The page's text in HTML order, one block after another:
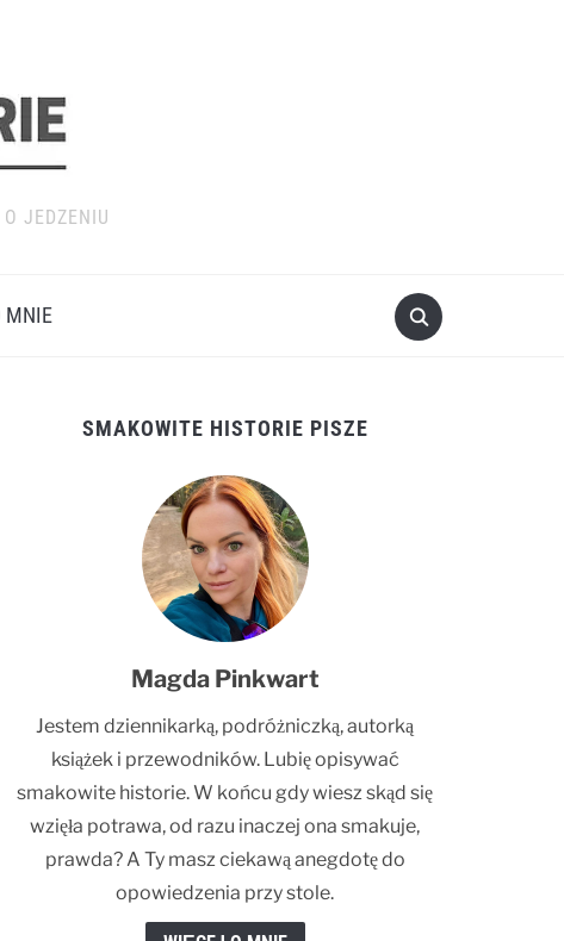
JEDZENIU
MNIE
SMAKOWITE HISTORIE PISZE
Magda Pinkwart
Jestem dziennikarką, podróżniczką, autorką
książek i przewodników. Lubię opisywać
smakowite historie. W końcu gdy wiesz skąd się
wzięła potrawa, od razu inaczej ona smakuje,
prawda? A Ty masz ciekawą anegdotę do
opowiedzenia przy stole.